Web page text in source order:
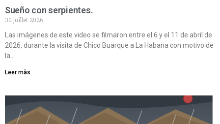
Sueño con serpientes.
30 juillet 2026
Las imágenes de este video se filmaron entre el 6 y el 11 de abril de
2026, durante la visita de Chico Buarque a La Habana con motivo de
la…
Leer màs